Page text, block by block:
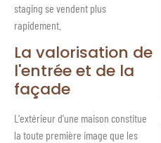
staging se vendent plus
rapidement.
La valorisation de
l'entrée et de la
façade
L'extérieur d'une maison constitue
la toute première image que les